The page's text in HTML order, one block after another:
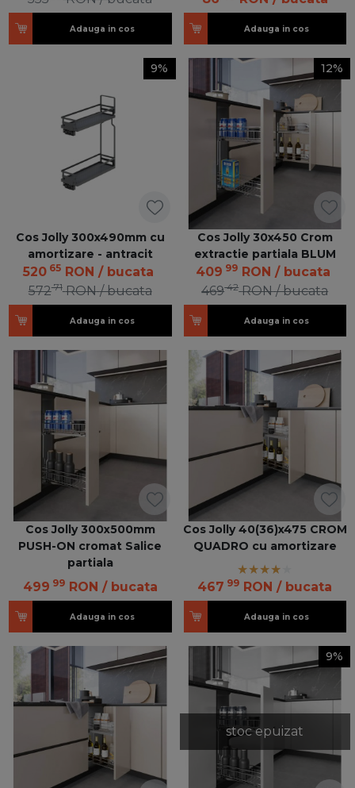
Adauga in cos Adauga in cos
9%
Cos Jolly 300x490mm cu
amortizare - antracit
52065 RON / bucata
57271 RON / bucata
Adauga in cos
12%
Cos Jolly 30x450 Crom
extractie partiala BLUM
409 99 RON / bucata
46942 RON / bucata
Adauga in cos
Cos Jolly 300x500mm
PUSH-ON cromat Salice
partiala
499 99 RON / bucata
Adauga in cos
Cos Jolly 40(36)x475 CROM
QUADRO cu amortizare
467 99 RON / bucata
Adauga in cos
stoc epuizat
9%